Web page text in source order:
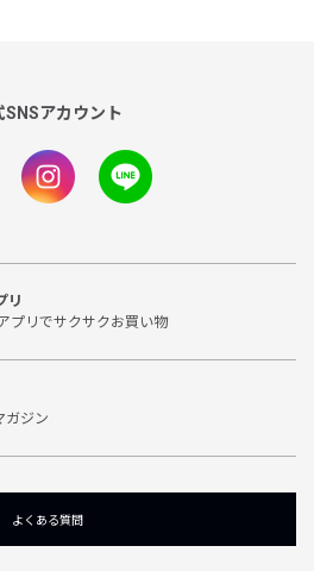
SNSアカウント
リ
プリでサクサクお買い物
ガジン
よくある質問